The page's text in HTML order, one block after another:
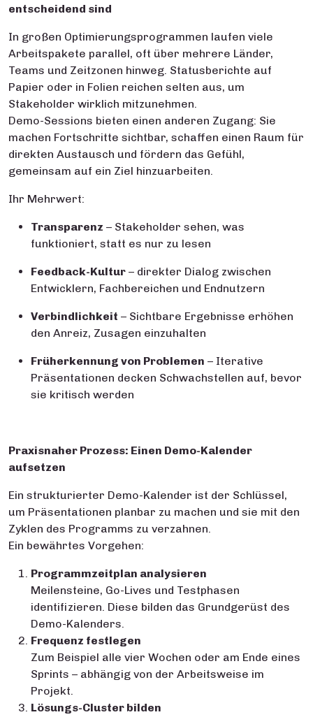
entscheidend sind
In großen Optimierungsprogrammen laufen viele
Arbeitspakete parallel, oft über mehrere Länder,
Teams und Zeitzonen hinweg. Statusberichte auf
Papier oder in Folien reichen selten aus, um
Stakeholder wirklich mitzunehmen.
Demo-Sessions bieten einen anderen Zugang: Sie
machen Fortschritte sichtbar, schaffen einen Raum für
direkten Austausch und fördern das Gefühl,
gemeinsam auf ein Ziel hinzuarbeiten.
Ihr Mehrwert:
Transparenz – Stakeholder sehen, was
funktioniert, statt es nur zu lesen
Feedback-Kultur – direkter Dialog zwischen
Entwicklern, Fachbereichen und Endnutzern
Verbindlichkeit – Sichtbare Ergebnisse erhöhen
den Anreiz, Zusagen einzuhalten
Früherkennung von Problemen – Iterative
Präsentationen decken Schwachstellen auf, bevor
sie kritisch werden
Praxisnaher Prozess: Einen Demo-Kalender
aufsetzen
Ein strukturierter Demo-Kalender ist der Schlüssel,
um Präsentationen planbar zu machen und sie mit den
Zyklen des Programms zu verzahnen.
Ein bewährtes Vorgehen:
Programmzeitplan analysieren
Meilensteine, Go-Lives und Testphasen
identifizieren. Diese bilden das Grundgerüst des
Demo-Kalenders.
Frequenz festlegen
Zum Beispiel alle vier Wochen oder am Ende eines
Sprints – abhängig von der Arbeitsweise im
Projekt.
Lösungs-Cluster bilden